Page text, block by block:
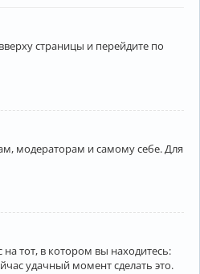
страницы и перейдите по
модераторам и самому себе. Для
тот, в котором вы находитесь:
удачный момент сделать это.